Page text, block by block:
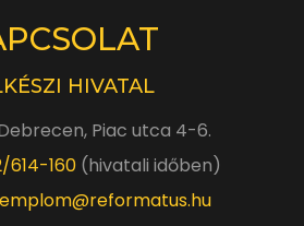
HIVATAL
Piac utca 4-6.
614-160(hivatali időben)